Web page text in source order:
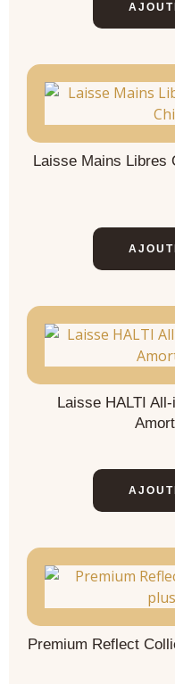
Laisse Mains Libres
Laisse HALTI
Premium Reflect